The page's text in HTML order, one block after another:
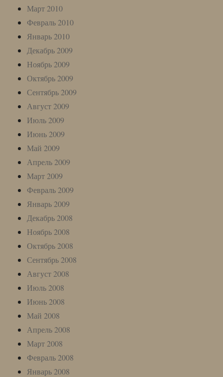
Март 2010
Февраль 2010
Январь 2010
Декабрь 2009
Ноябрь 2009
Октябрь 2009
Сентябрь 2009
Август 2009
Июль 2009
Июнь 2009
Май 2009
Апрель 2009
Март 2009
Февраль 2009
Январь 2009
Декабрь 2008
Ноябрь 2008
Октябрь 2008
Сентябрь 2008
Август 2008
Июль 2008
Июнь 2008
Май 2008
Апрель 2008
Март 2008
Февраль 2008
Январь 2008